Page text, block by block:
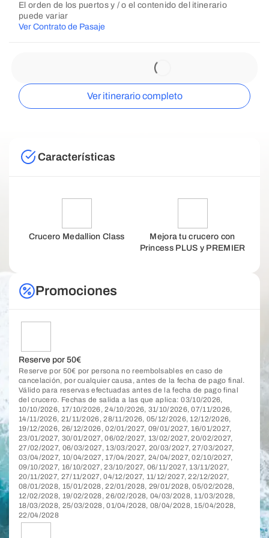
El orden de los puertos y / o el contenido del itinerario
puede variar
Ver Contrato de Pasaje
Ver itinerario completo
Características
Crucero Medallion Class
Mejora tu crucero con
Princess PLUS y PREMIER
Promociones
Reserve por 50€
Reserve por 50€ por persona no reembolsables en caso de
cancelación, por cualquier causa, antes de la fecha de pago final.
Válido para reservas efectuadas antes de la fecha de pago final
del crucero. Fechas de salida a las que aplica: 03/10/2026,
10/10/2026, 17/10/2026, 24/10/2026, 31/10/2026, 07/11/2026,
14/11/2026, 21/11/2026, 28/11/2026, 05/12/2026, 12/12/2026,
19/12/2026, 26/12/2026, 02/01/2027, 09/01/2027, 16/01/2027,
23/01/2027, 30/01/2027, 06/02/2027, 13/02/2027, 20/02/2027,
27/02/2027, 06/03/2027, 13/03/2027, 20/03/2027, 27/03/2027,
03/04/2027, 10/04/2027, 17/04/2027, 24/04/2027, 02/10/2027,
09/10/2027, 16/10/2027, 23/10/2027, 06/11/2027, 13/11/2027,
20/11/2027, 27/11/2027, 04/12/2027, 11/12/2027, 22/12/2027,
08/01/2028, 15/01/2028, 22/01/2028, 29/01/2028, 05/02/2028,
12/02/2028, 19/02/2028, 26/02/2028, 04/03/2028, 11/03/2028,
18/03/2028, 25/03/2028, 01/04/2028, 08/04/2028, 15/04/2028,
22/04/2028